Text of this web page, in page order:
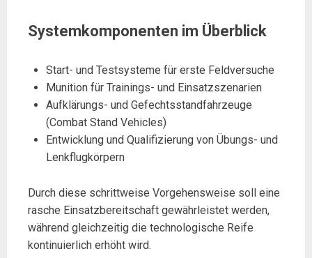
Systemkomponenten im Überblick
Start- und Testsysteme für erste Feldversuche
Munition für Trainings- und Einsatzszenarien
Aufklärungs- und Gefechtsstandfahrzeuge
(Combat Stand Vehicles)
Entwicklung und Qualifizierung von Übungs- und
Lenkflugkörpern
Durch diese schrittweise Vorgehensweise soll eine
rasche Einsatzbereitschaft gewährleistet werden,
während gleichzeitig die technologische Reife
kontinuierlich erhöht wird.